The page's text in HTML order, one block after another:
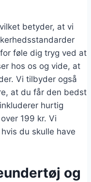
betyder, at vi
føle dig tryg ved at
hos os og vide, at
Vi tilbyder også
at du får den bedst
hurtig
199 kr. Vi
du skulle have
og